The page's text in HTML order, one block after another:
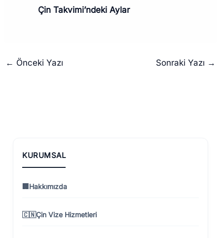
Çin Takvimi’ndeki Aylar
← Önceki Yazı Sonraki Yazı →
KURUMSAL
🏢 Hakkımızda
🇨🇳Çin Vize Hizmetleri